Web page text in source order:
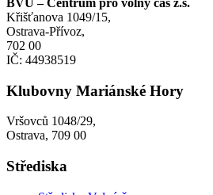
BVÚ – Centrum pro volný čas z.s.
Křišťanova 1049/15,
Ostrava-Přívoz,
702 00
IČ: 44938519
Klubovny Mariánské Hory
Vršovců 1048/29,
Ostrava, 709 00
Střediska